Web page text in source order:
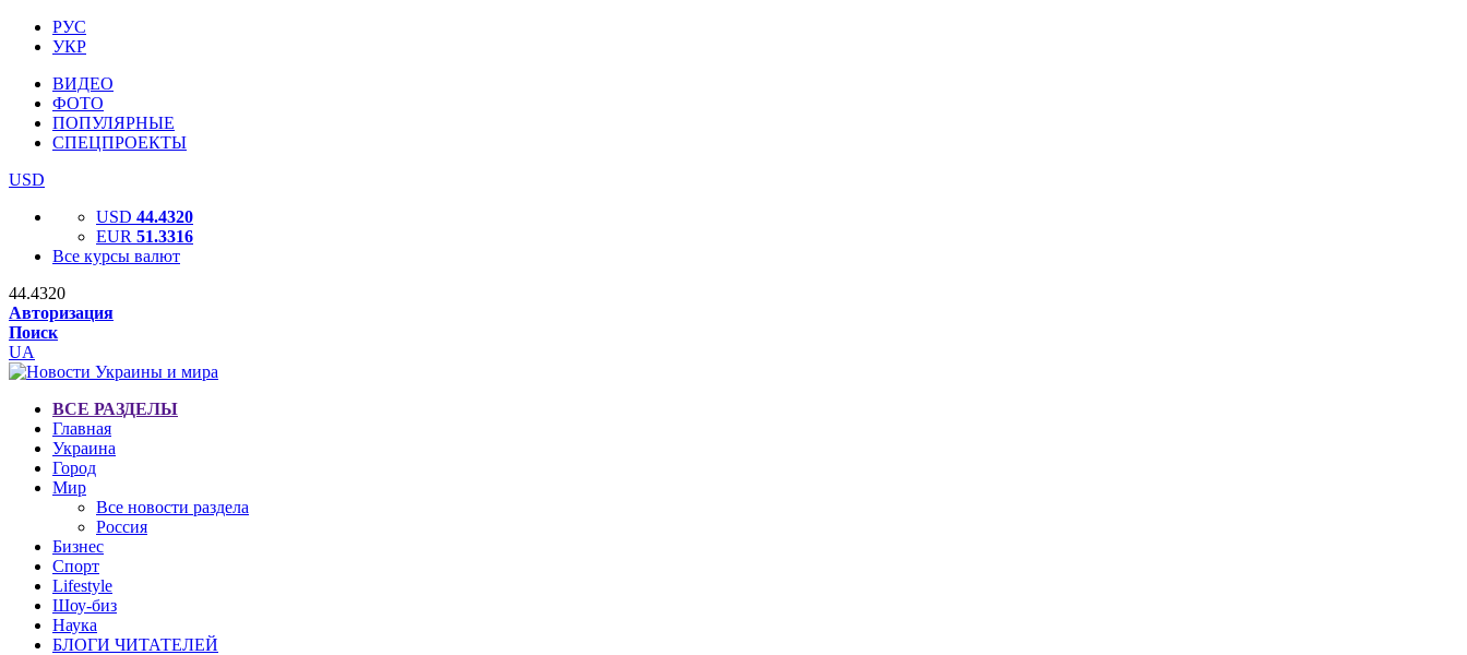
РУС
УКР
ВИДЕО
ФОТО
ПОПУЛЯРНЫЕ
СПЕЦПРОЕКТЫ
USD
USD 44.4320
EUR 51.3316
Все курсы валют
44.4320
Авторизация
Поиск
UA
ВСЕ РАЗДЕЛЫ
Главная
Украина
Город
Мир
Все новости раздела
Россия
Бизнес
Спорт
Lifestyle
Шоу-биз
Наука
БЛОГИ ЧИТАТЕЛЕЙ